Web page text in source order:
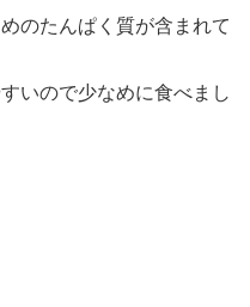
のたんぱく質が含まれて
いので少なめに食べまし